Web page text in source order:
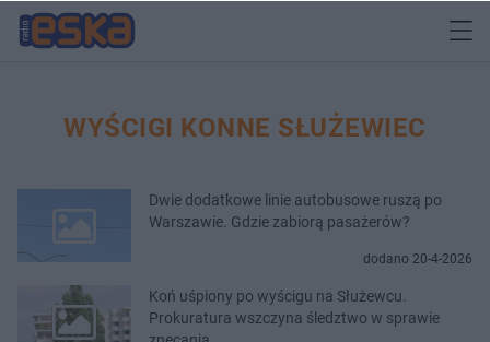
WYŚCIGI KONNE SŁUŻEWIEC
Dwie dodatkowe linie autobusowe ruszą po
Warszawie. Gdzie zabiorą pasażerów?
dodano 20-4-2026
Koń uśpiony po wyścigu na Służewcu.
Prokuratura wszczyna śledztwo w sprawie